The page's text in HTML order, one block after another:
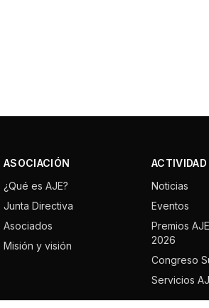
ASOCIACIÓN
¿Qué es AJE?
Junta Directiva
Asociados
Misión y visión
ACTIVIDAD
Noticias
Eventos
Premios
2026
Congreso
Servicios